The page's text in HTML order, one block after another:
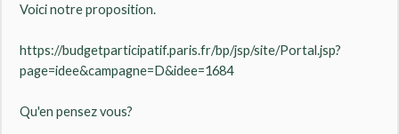
Voici notre proposition.
https://budgetparticipatif.paris.fr/bp/jsp/site/Portal.jsp?
page=idee&campagne=D&idee=1684
Qu'en pensez vous?